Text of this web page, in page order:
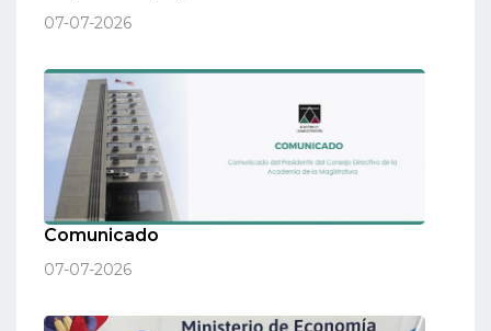
07-07-2026
Comunicado
07-07-2026